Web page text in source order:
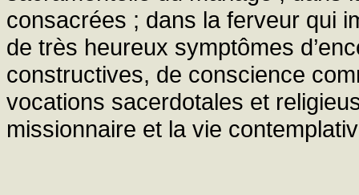
consacrées ; dans la ferveur qui
de très heureux symptômes
constructives, de conscience
vocations sacerdotales et
missionnaire et la vie